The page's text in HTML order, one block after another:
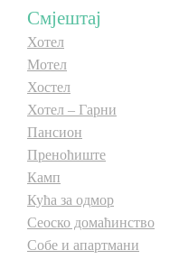
Смјештај
Хотел
Мотел
Хостел
Хотел – Гарни
Пансион
Преноћиште
Камп
Кућа за одмор
Сеоско домаћинство
Собе и апартмани